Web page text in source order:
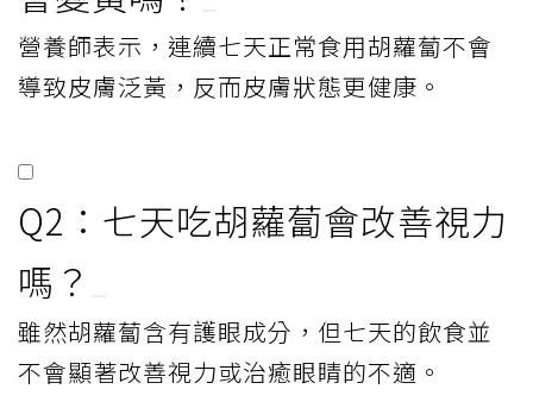
營養師表示，連續七天正常食用胡蘿蔔不會
導致皮膚泛黃，反而皮膚狀態更健康。
Q2：七天吃胡蘿蔔會改善視力
嗎？
雖然胡蘿蔔含有護眼成分，但七天的飲食並
不會顯著改善視力或治癒眼睛的不適。